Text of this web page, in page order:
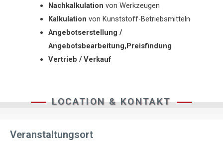
Nachkalkulation von Werkzeugen
Kalkulation von Kunststoff-Betriebsmitteln
Angebotserstellung /
Angebotsbearbeitung,Preisfindung
Vertrieb / Verkauf
LOCATION & KONTAKT
Veranstaltungsort